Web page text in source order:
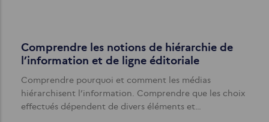
Comprendre les notions de hiérarchie de
l’information et de ligne éditoriale
Comprendre pourquoi et comment les médias
hiérarchisent l’information. Comprendre que les choix
effectués dépendent de divers éléments et…